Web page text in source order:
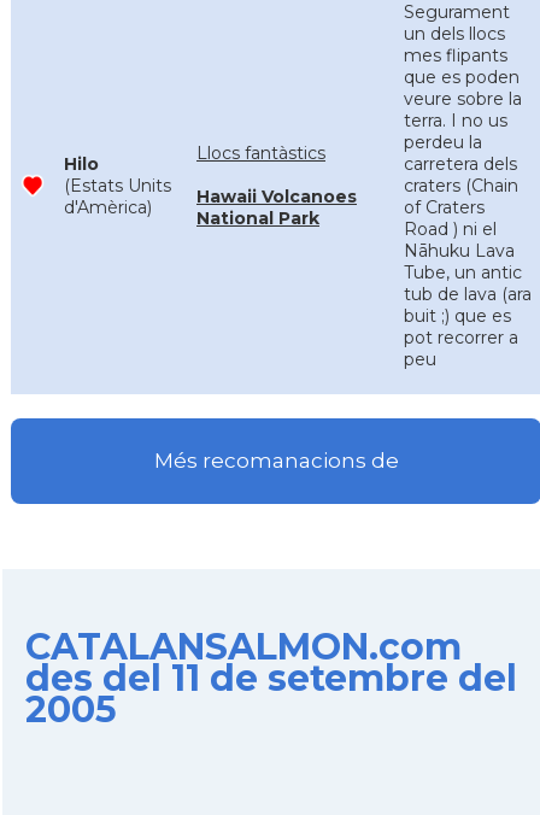
Hilo
(Estats Units
d'Amèrica)
Llocs fantàstics
Hawaii Volcanoes
National Park
Segurament
un dels llocs
mes flipants
que es poden
veure sobre la
terra. I no us
perdeu la
carretera dels
craters (Chain
of Craters
Road ) ni el
Nāhuku Lava
Tube, un antic
tub de lava (ara
buit ;) que es
pot recorrer a
peu
Més recomanacions de
CATALANSALMON.com
des del 11 de setembre del
2005